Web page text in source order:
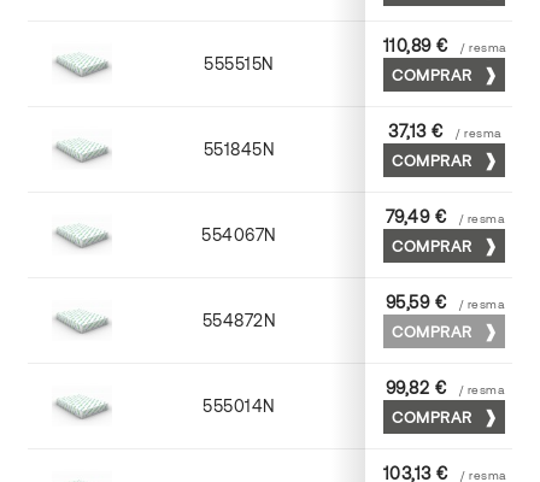
555515N 72 x 102
110,89 € / resma
COMPRAR
551845N 45 x 64
37,13 € / resma
COMPRAR
554067N 65 x 90
79,49 € / resma
COMPRAR
554872N 70 x 100
95,59 € / resma
COMPRAR
555014N 72 x 102
99,82 € / resma
COMPRAR
103,13 € / resma